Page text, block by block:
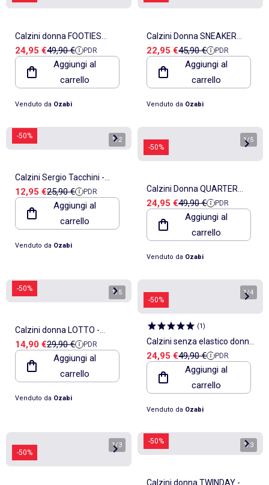
Calzini donna FOOTIES
SERGIO TACCHINI -
Confezione da 12
Prezzo di vendita
24,95 €Prezzo di riferimento
49,90 € PDR
Aggiungi al
carrello
Venduto da Ozabi
Calzini Donna SNEAKER
SERGIO TACCHINI -
Confezione da 12
Prezzo di vendita
22,95 €Prezzo di riferimento
45,90 € PDR
Aggiungi al
carrello
Venduto da Ozabi
-50% 1/2
Calzini Sergio Tacchini -
Confezione da 6
Prezzo di vendita
12,95 €Prezzo di riferimento
25,90 € PDR
Aggiungi al
carrello
Venduto da Ozabi
-50%
1/5
Calzini Donna QUARTER
SERGIO TACCHINI -
Confezione da 12
Prezzo di vendita
24,95 €Prezzo di riferimento
49,90 € PDR
Aggiungi al
carrello
Venduto da Ozabi
-50% 1/5
Calzini donna LOTTO -
Confezione da 6
Prezzo di vendita
14,90 €Prezzo di riferimento
29,90 € PDR
Aggiungi al
carrello
Venduto da Ozabi
-50%
1/4
(1)
Calzini senza elastico donna
Gambe sensibili - Confezione
da 12
Prezzo di vendita
24,95 €Prezzo di riferimento
49,90 € PDR
Aggiungi al
carrello
Venduto da Ozabi
-50%
1/3 -50% 1/3
Calzini donna TWINDAY -